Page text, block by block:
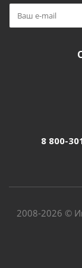
8 800-
2008-2026 ©